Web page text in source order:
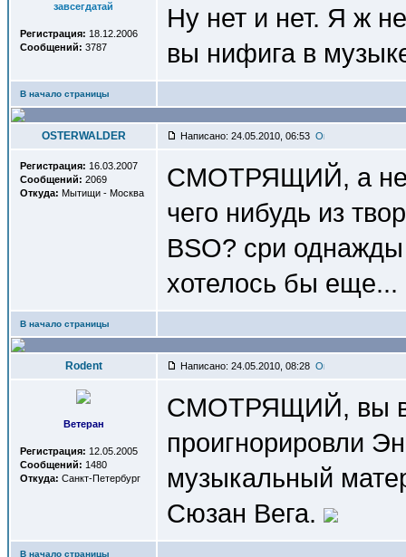
завсегдатай
Регистрация: 18.12.2006
Сообщений: 3787
Ну нет и нет. Я ж
вы нифига в
В начало страницы
OSTERWALDER Написано: 24.05.2010, 06:53
Регистрация: 16.03.2007
Сообщений: 2069
Откуда: Мытищи - Москва
СМОТРЯЩИЙ, а не
чего нибудь из
BSO? сри
хотелось бы еще...
В начало страницы
Rodent Написано: 24.05.2010, 08:28
Ветеран
Регистрация: 12.05.2005
Сообщений: 1480
Откуда: Санкт-Петербург
СМОТРЯЩИЙ, вы
проигнорировли
музыкальный
Сюзан Вега.
В начало страницы